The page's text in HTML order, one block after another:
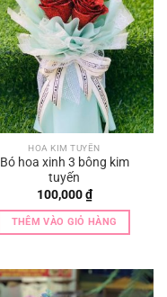
HOA KIM TUYẾN
Bó hoa xinh 3 bông kim
tuyến
100,000₫
THÊM VÀO GIỎ HÀNG